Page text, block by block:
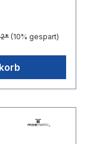
(10% gespart)